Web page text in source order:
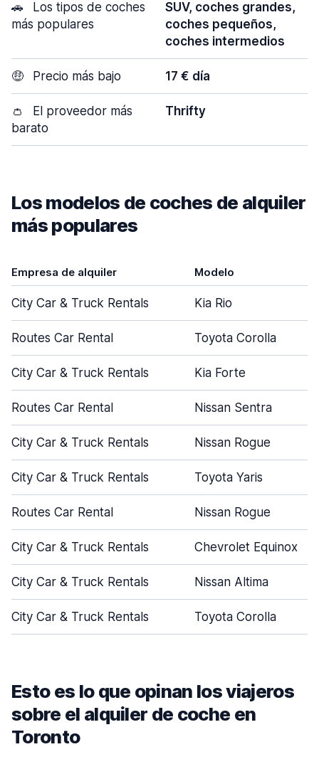
🚗
Los tipos de coches
más populares
SUV, coches grandes,
coches pequeños,
coches intermedios
🤑 Precio más bajo 17 € día
👛
El proveedor más
barato
Thrifty
Los modelos de coches de alquiler
más populares
Empresa de alquiler Modelo
City Car & Truck Rentals Kia Rio
Routes Car Rental Toyota Corolla
City Car & Truck Rentals Kia Forte
Routes Car Rental Nissan Sentra
City Car & Truck Rentals Nissan Rogue
City Car & Truck Rentals Toyota Yaris
Routes Car Rental Nissan Rogue
City Car & Truck Rentals Chevrolet Equinox
City Car & Truck Rentals Nissan Altima
City Car & Truck Rentals Toyota Corolla
Esto es lo que opinan los viajeros
sobre el alquiler de coche en
Toronto